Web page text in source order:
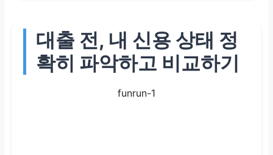
대출 전, 내 신용 상태 정
확히 파악하고 비교하기
funrun-1